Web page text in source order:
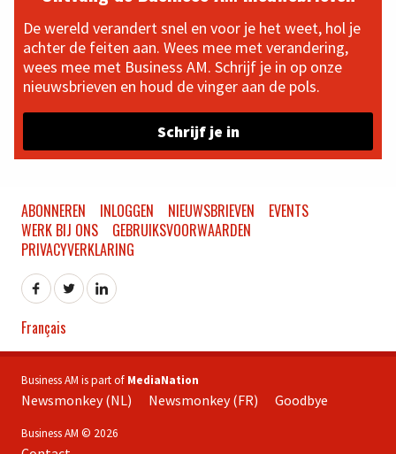
De wereld verandert snel en voor je het weet, hol je
achter de feiten aan. Wees mee met verandering,
wees mee met Business AM. Schrijf je in op onze
nieuwsbrieven en houd de vinger aan de pols.
Schrijf je in
ABONNEREN INLOGGEN NIEUWSBRIEVEN
EVENTS
WERK BIJ ONS
GEBRUIKSVOORWAARDEN
PRIVACYVERKLARING
Français
Business AM is part of MediaNation
Newsmonkey (NL) Newsmonkey (FR) Goodbye
Business AM © 2026